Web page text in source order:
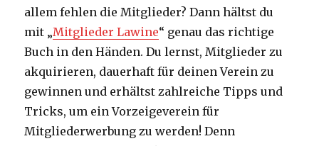
allem fehlen die Mitglieder? Dann hältst du
mit „Mitglieder Lawine“ genau das richtige
Buch in den Händen. Du lernst, Mitglieder zu
akquirieren, dauerhaft für deinen Verein zu
gewinnen und erhältst zahlreiche Tipps und
Tricks, um ein Vorzeigeverein für
Mitgliederwerbung zu werden! Denn